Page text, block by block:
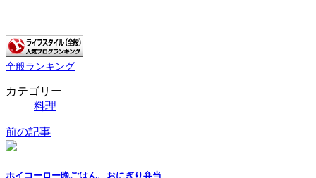
全般ランキング
カテゴリー
料理
前の記事
ホイコーロー晩ごはん、おにぎり弁当